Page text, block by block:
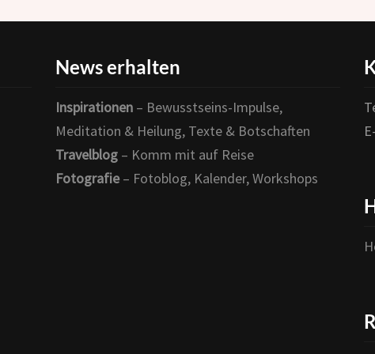
News erhalten
Inspirationen – Bewusstseins-Impulse,
Meditation & Heilung, Texte & Botschaften
Travelblog – Komm mit auf Reise
Fotografie– Fotoblog, Kalender, Workshops